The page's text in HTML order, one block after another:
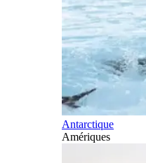
Antarctique
Amériques